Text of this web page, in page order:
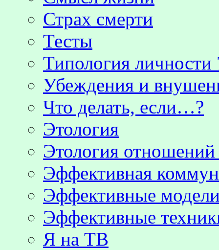
Страх смерти
Тесты
Типология личности
Убеждения и
Что делать, если…?
Этология
Этология
Эффективная
Эффективные
Эффективные
Я на ТВ